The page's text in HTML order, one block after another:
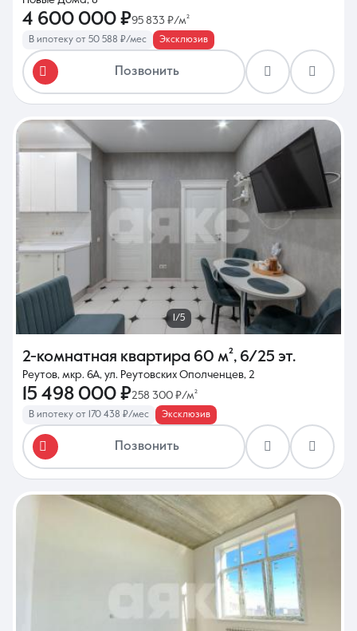
4 600 000 ₽95 833 ₽/м²
В ипотеку от 50 588 ₽/мес Эксклюзив
Позвонить
1/5
2-комнатная квартира 60 м², 6/25 эт.
Реутов, мкр. 6А, ул. Реутовских Ополченцев, 2
15 498 000 ₽258 300 ₽/м²
В ипотеку от 170 438 ₽/мес Эксклюзив
Позвонить